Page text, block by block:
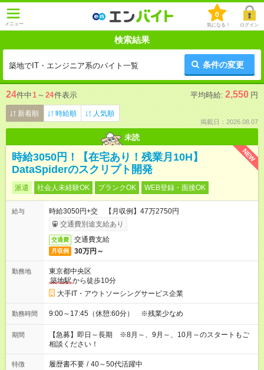
メニュー
0
気になる！ ログイン
検索結果
築地でIT・エンジニア系のバイト一覧 条件の変更
24件中1 ～ 24件表示 平均時給: 2,550 円
新着順 時給順 人気順
掲載日：2026.08.07
未読
NEW
時給3050円！【在宅あり！残業月10H】
DataSpiderのスクリプト開発
派遣 社会人未経験OK ブランクOK WEB登録・面接OK
給与
時給3050円+交 【月収例】47万2750円
交通費別途支給あり
交通費 交通費支給
月収例 30万円～
勤務地
東京都中央区
築地駅から徒歩10分
大手IT・アウトソーシングサービス企業
勤務時間 9:00～17:45（休憩:60分） ※残業少なめ
期間
【急募】即日～長期 ※8月～、9月～、10月～のスタートもご
相談ください！
特徴 履歴書不要 / 40～50代活躍中